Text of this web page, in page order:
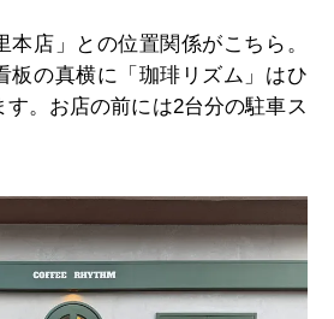
本店」との位置関係がこちら。
板の真横に「珈琲リズム」はひ
す。お店の前には2台分の駐車ス